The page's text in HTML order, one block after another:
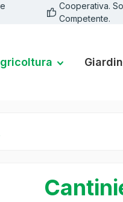
Cooperativa.
Competente.